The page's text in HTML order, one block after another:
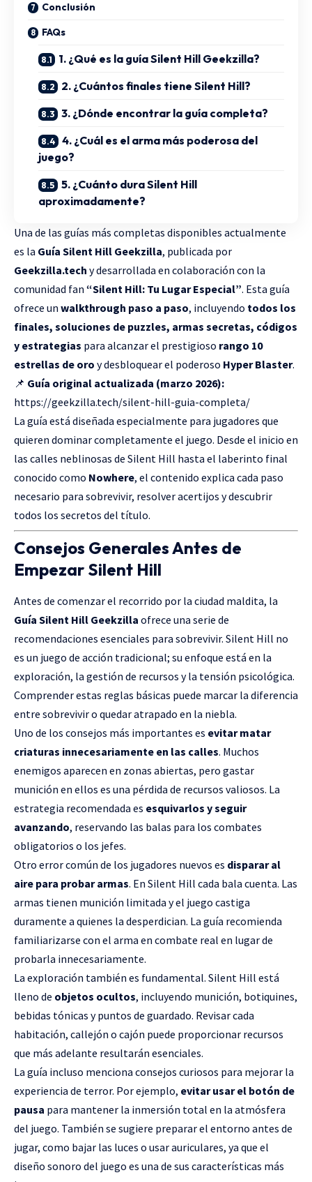
Conclusión
FAQs
1. ¿Qué es la guía Silent Hill Geekzilla?
2. ¿Cuántos finales tiene Silent Hill?
3. ¿Dónde encontrar la guía completa?
4. ¿Cuál es el arma más poderosa del
juego?
5. ¿Cuánto dura Silent Hill
aproximadamente?
Una de las guías más completas disponibles actualmente
es la Guía Silent Hill Geekzilla, publicada por
Geekzilla.tech y desarrollada en colaboración con la
comunidad fan “Silent Hill: Tu Lugar Especial”. Esta guía
ofrece un walkthrough paso a paso, incluyendo todos los
finales, soluciones de puzzles, armas secretas, códigos
y estrategias para alcanzar el prestigioso rango 10
estrellas de oro y desbloquear el poderoso Hyper Blaster.
📌 Guía original actualizada (marzo 2026):
https://geekzilla.tech/silent-hill-guia-completa/
La guía está diseñada especialmente para jugadores que
quieren dominar completamente el juego. Desde el inicio en
las calles neblinosas de Silent Hill hasta el laberinto final
conocido como Nowhere, el contenido explica cada paso
necesario para sobrevivir, resolver acertijos y descubrir
todos los secretos del título.
Consejos Generales Antes de
Empezar Silent Hill
Antes de comenzar el recorrido por la ciudad maldita, la
Guía Silent Hill Geekzilla ofrece una serie de
recomendaciones esenciales para sobrevivir. Silent Hill no
es un juego de acción tradicional; su enfoque está en la
exploración, la gestión de recursos y la tensión psicológica.
Comprender estas reglas básicas puede marcar la diferencia
entre sobrevivir o quedar atrapado en la niebla.
Uno de los consejos más importantes es evitar matar
criaturas innecesariamente en las calles. Muchos
enemigos aparecen en zonas abiertas, pero gastar
munición en ellos es una pérdida de recursos valiosos. La
estrategia recomendada es esquivarlos y seguir
avanzando, reservando las balas para los combates
obligatorios o los jefes.
Otro error común de los jugadores nuevos es disparar al
aire para probar armas. En Silent Hill cada bala cuenta. Las
armas tienen munición limitada y el juego castiga
duramente a quienes la desperdician. La guía recomienda
familiarizarse con el arma en combate real en lugar de
probarla innecesariamente.
La exploración también es fundamental. Silent Hill está
lleno de objetos ocultos, incluyendo munición, botiquines,
bebidas tónicas y puntos de guardado. Revisar cada
habitación, callejón o cajón puede proporcionar recursos
que más adelante resultarán esenciales.
La guía incluso menciona consejos curiosos para mejorar la
experiencia de terror. Por ejemplo, evitar usar el botón de
pausa para mantener la inmersión total en la atmósfera
del juego. También se sugiere preparar el entorno antes de
jugar, como bajar las luces o usar auriculares, ya que el
diseño sonoro del juego es una de sus características más